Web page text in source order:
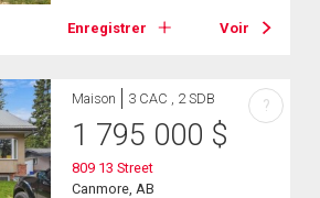
Enregistrer Voir
Maison 3 CAC , 2 SDB
1 795 000 $
809 13 Street
Canmore, AB
?